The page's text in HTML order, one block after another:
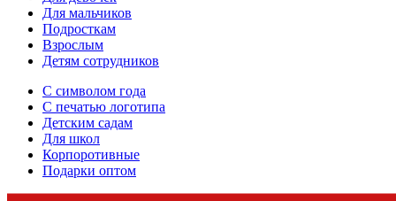
Для мальчиков
Подросткам
Взрослым
Детям сотрудников
С символом года
С печатью логотипа
Детским садам
Для школ
Корпоротивные
Подарки оптом